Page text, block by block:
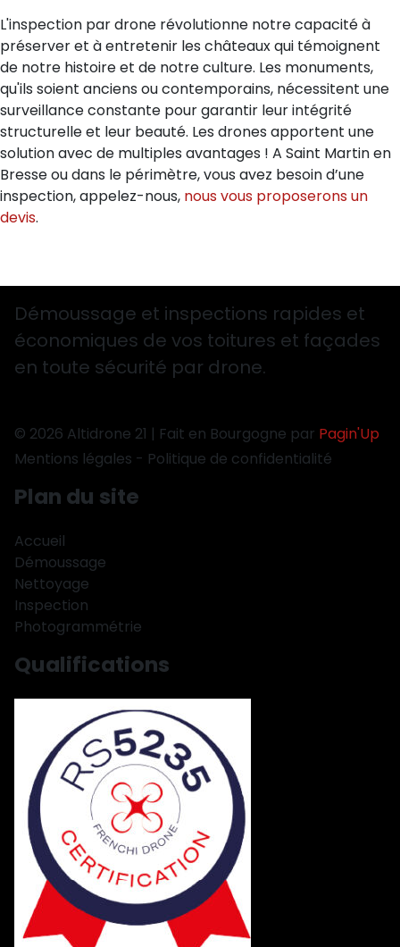
L'inspection par drone révolutionne notre capacité à
préserver et à entretenir les châteaux qui témoignent
de notre histoire et de notre culture. Les monuments,
qu'ils soient anciens ou contemporains, nécessitent une
surveillance constante pour garantir leur intégrité
structurelle et leur beauté. Les drones apportent une
solution avec de multiples avantages ! A Saint Martin en
Bresse ou dans le périmètre, vous avez besoin d’une
inspection, appelez-nous, nous vous proposerons un
devis.
Démoussage et inspections rapides et
économiques de vos toitures et façades
en toute sécurité par drone.
© 2026 Altidrone 21 | Fait en Bourgogne par Pagin'Up
Mentions légales - Politique de confidentialité
Plan du site
Accueil
Démoussage
Nettoyage
Inspection
Photogrammétrie
Qualifications